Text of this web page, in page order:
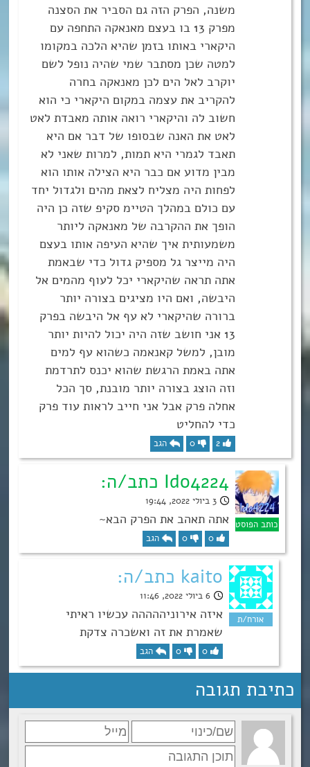
משנה, הפרק הזה גם הסביר את הסצנה
מפרק 13 בו בעצם מאנאקה התחפה עם
היקארי באותו בזמן שהיא הלכה במקומו
למטה שכן מסתבר שמי שהיה נופל לשם
יוקרב לאל הים לכן מאנאקה בחרה
להקריב את עצמה במקום היקארי כי הוא
חשוב לה והיקארי רואה אותה מאבדת לאט
לאט את האנה שבסופו של דבר אם היא
תאבד לגמרי היא תמות, למרות שאני לא
מבין מדוע אם כבר היא הצילה אותו הוא
לפחות היה מצליח לצאת מהים ולגדול יחד
עם כולם במהלך הטיימ סקיפ שזה כן היה
הופך את ההקרבה של מאנאקה ליותר
משמעותית איך שהיא העיפה אותו בעצם
היה מייצר גל מספיק גדול כדי שבאמת
אתה תראה שהיקארי יכל לעוף מהמים אל
היבשה, ואם היו מציגים בצורה יותר
ברורה שהיקארי לא עף אל היבשה בפרק
13 אני חושב שזה היה יכול להיות יותר
מובן, למשל קאנאמה כשהוא עף למים
אתה באמת הרגשת שהוא יכנס לתרדמת
וזה הוצג בצורה יותר מובנת, סך הכל
אחלה פרק אבל אני חייב לראות עוד פרק
כדי להחליט
2
0 הגב
Ido4224 כתב/ה:
3 ביולי 2022, 19:44
אתה תאהב את הפרק הבא~
0
0 הגב
kaito כתב/ה:
6 ביולי 2022, 11:46
איזה אירוניההההה עכשיו ראיתי
שאמרת את זה ואשכרה צדקת
0
0 הגב
כתיבת תגובה